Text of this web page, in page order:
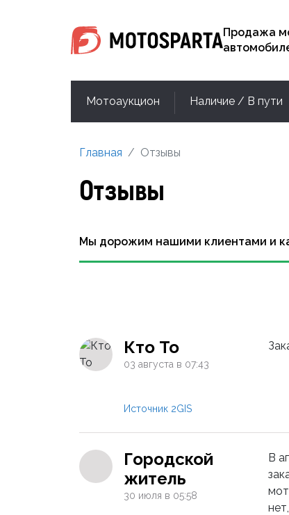
Продажа
Мотоаукцион Наличие / В пути
Главная Отзывы
Отзывы
Мы дорожим нашими клиентами и
Кто То
03 августа в 07:43
Источник 2GIS
Городской
житель
30 июля в 05:58
В